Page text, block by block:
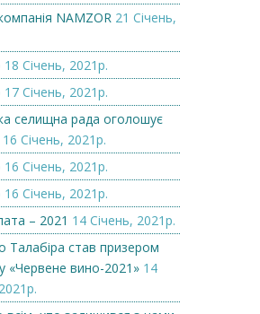
NAMZOR 21 Січень,
18 Січень, 2021р.
17 Січень, 2021р.
селищна рада оголошує
16 Січень, 2021р.
16 Січень, 2021р.
16 Січень, 2021р.
– 2021 14 Січень, 2021р.
Талабіра став призером
«Червене вино-2021» 14